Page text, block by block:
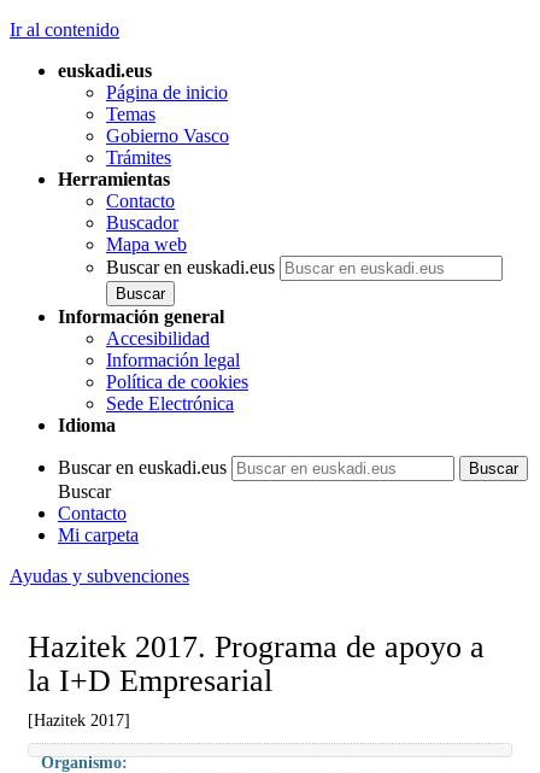
Ir al contenido
euskadi.eus
Página de inicio
Temas
Gobierno Vasco
Trámites
Herramientas
Contacto
Buscador
Mapa web
Buscar en euskadi.eus
Información general
Accesibilidad
Información legal
Política de cookies
Sede Electrónica
Idioma
Buscar en euskadi.eus
Buscar
Contacto
Mi carpeta
Ayudas y subvenciones
Hazitek 2017. Programa de apoyo a
la I+D Empresarial
[Hazitek 2017]
Organismo: